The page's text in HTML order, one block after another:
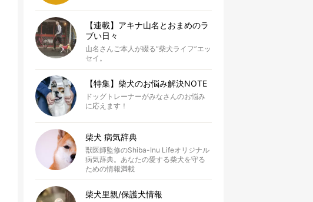
【連載】アキナ山名とおまめのラ
ブい日々
山名さんご本人が綴る“柴犬ライフ”エッ
セイ。
【特集】柴犬のお悩み解決NOTE
ドッグトレーナーがみなさんのお悩み
に応えます！
柴犬 病気辞典
獣医師監修のShiba-Inu Lifeオリジナル
病気辞典。あなたの愛する柴犬を守る
ための情報満載
柴犬里親/保護犬情報